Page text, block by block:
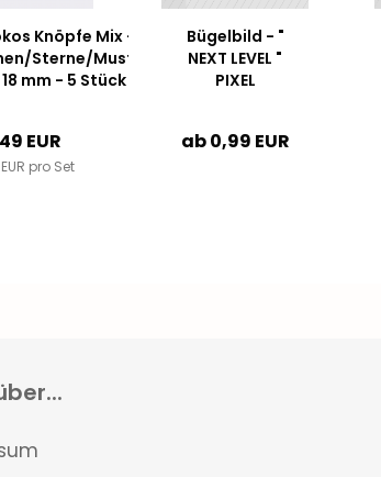
Knöpfe Mix -
Sterne/Muster
mm - 5 Stück
EUR
pro Set
Bügelbild - "
NEXT LEVEL "
PIXEL
ab 0,99 EUR